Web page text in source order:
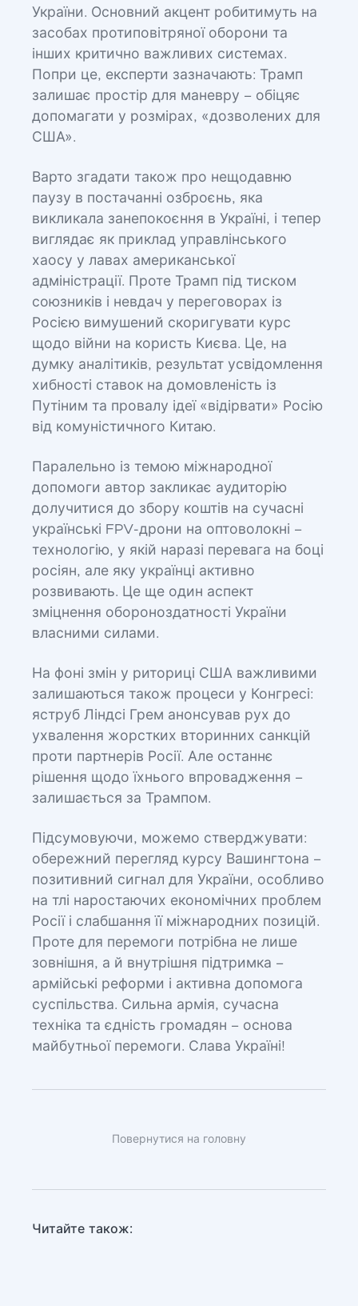
України. Основний акцент робитимуть на
засобах протиповітряної оборони та
інших критично важливих системах.
Попри це, експерти зазначають: Трамп
залишає простір для маневру – обіцяє
допомагати у розмірах, «дозволених для
США».
Варто згадати також про нещодавню
паузу в постачанні озброєнь, яка
викликала занепокоєння в Україні, і тепер
виглядає як приклад управлінського
хаосу у лавах американської
адміністрації. Проте Трамп під тиском
союзників і невдач у переговорах із
Росією вимушений скоригувати курс
щодо війни на користь Києва. Це, на
думку аналітиків, результат усвідомлення
хибності ставок на домовленість із
Путіним та провалу ідеї «відірвати» Росію
від комуністичного Китаю.
Паралельно із темою міжнародної
допомоги автор закликає аудиторію
долучитися до збору коштів на сучасні
українські FPV-дрони на оптоволокні –
технологію, у якій наразі перевага на боці
росіян, але яку українці активно
розвивають. Це ще один аспект
зміцнення обороноздатності України
власними силами.
На фоні змін у риториці США важливими
залишаються також процеси у Конгресі:
яструб Ліндсі Грем анонсував рух до
ухвалення жорстких вторинних санкцій
проти партнерів Росії. Але останнє
рішення щодо їхнього впровадження –
залишається за Трампом.
Підсумовуючи, можемо стверджувати:
обережний перегляд курсу Вашингтона –
позитивний сигнал для України, особливо
на тлі наростаючих економічних проблем
Росії і слабшання її міжнародних позицій.
Проте для перемоги потрібна не лише
зовнішня, а й внутрішня підтримка –
армійські реформи і активна допомога
суспільства. Сильна армія, сучасна
техніка та єдність громадян – основа
майбутньої перемоги. Слава Україні!
Повернутися на головну
Читайте також: